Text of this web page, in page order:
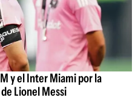
y el Inter Miami por la
Lionel Messi